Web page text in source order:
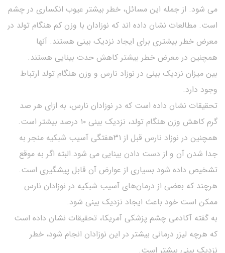
می شود. از جمله این مسائل، خطر بیشتر عیوب انکساری در چشم
است. مطالعات نشان داده اند که نوزادان با وزن کم هنگام تولد در
معرض خطر بیشتری برای ایجاد نزدیک بینی هستند. آنها
همچنین در معرض خطر بیشتر کاهش حدت بینایی هستند.
بین میزان نزدیک بینی در نوزاد نارس و وزن هنگام تولد ارتباط
وجود دارد.
تحقیقات نشان داده است که در نوزادان نارس، به ازای هر صد
گرم کاهش وزن هنگام تولد، نزدیک بینی ۱۰ درصد بیشتر است.
همچنین در نوزاد نارس قبل از ۳۱هفتگی آسیب شبکیه منجر به
جدا شدن آن و از دست دادن بینایی می شود.البته اگر به موقع
تشخیص داده شود بسیاری از عوارض آن قابل پیشگیری است.
هرچند که بعضی از درمان‌های آسیب شبکیه در نوزادان نارس
ممکن است خود باعث ایجاد نزدیک بینی شود.
به گفته آکادمی چشم پزشکی آمریکا، تحقیقات نشان داده است
که هرچه لیزر درمانی بیشتر در این نوزادان انجام شود، خطر
نزدیک بینی بیشتر است.